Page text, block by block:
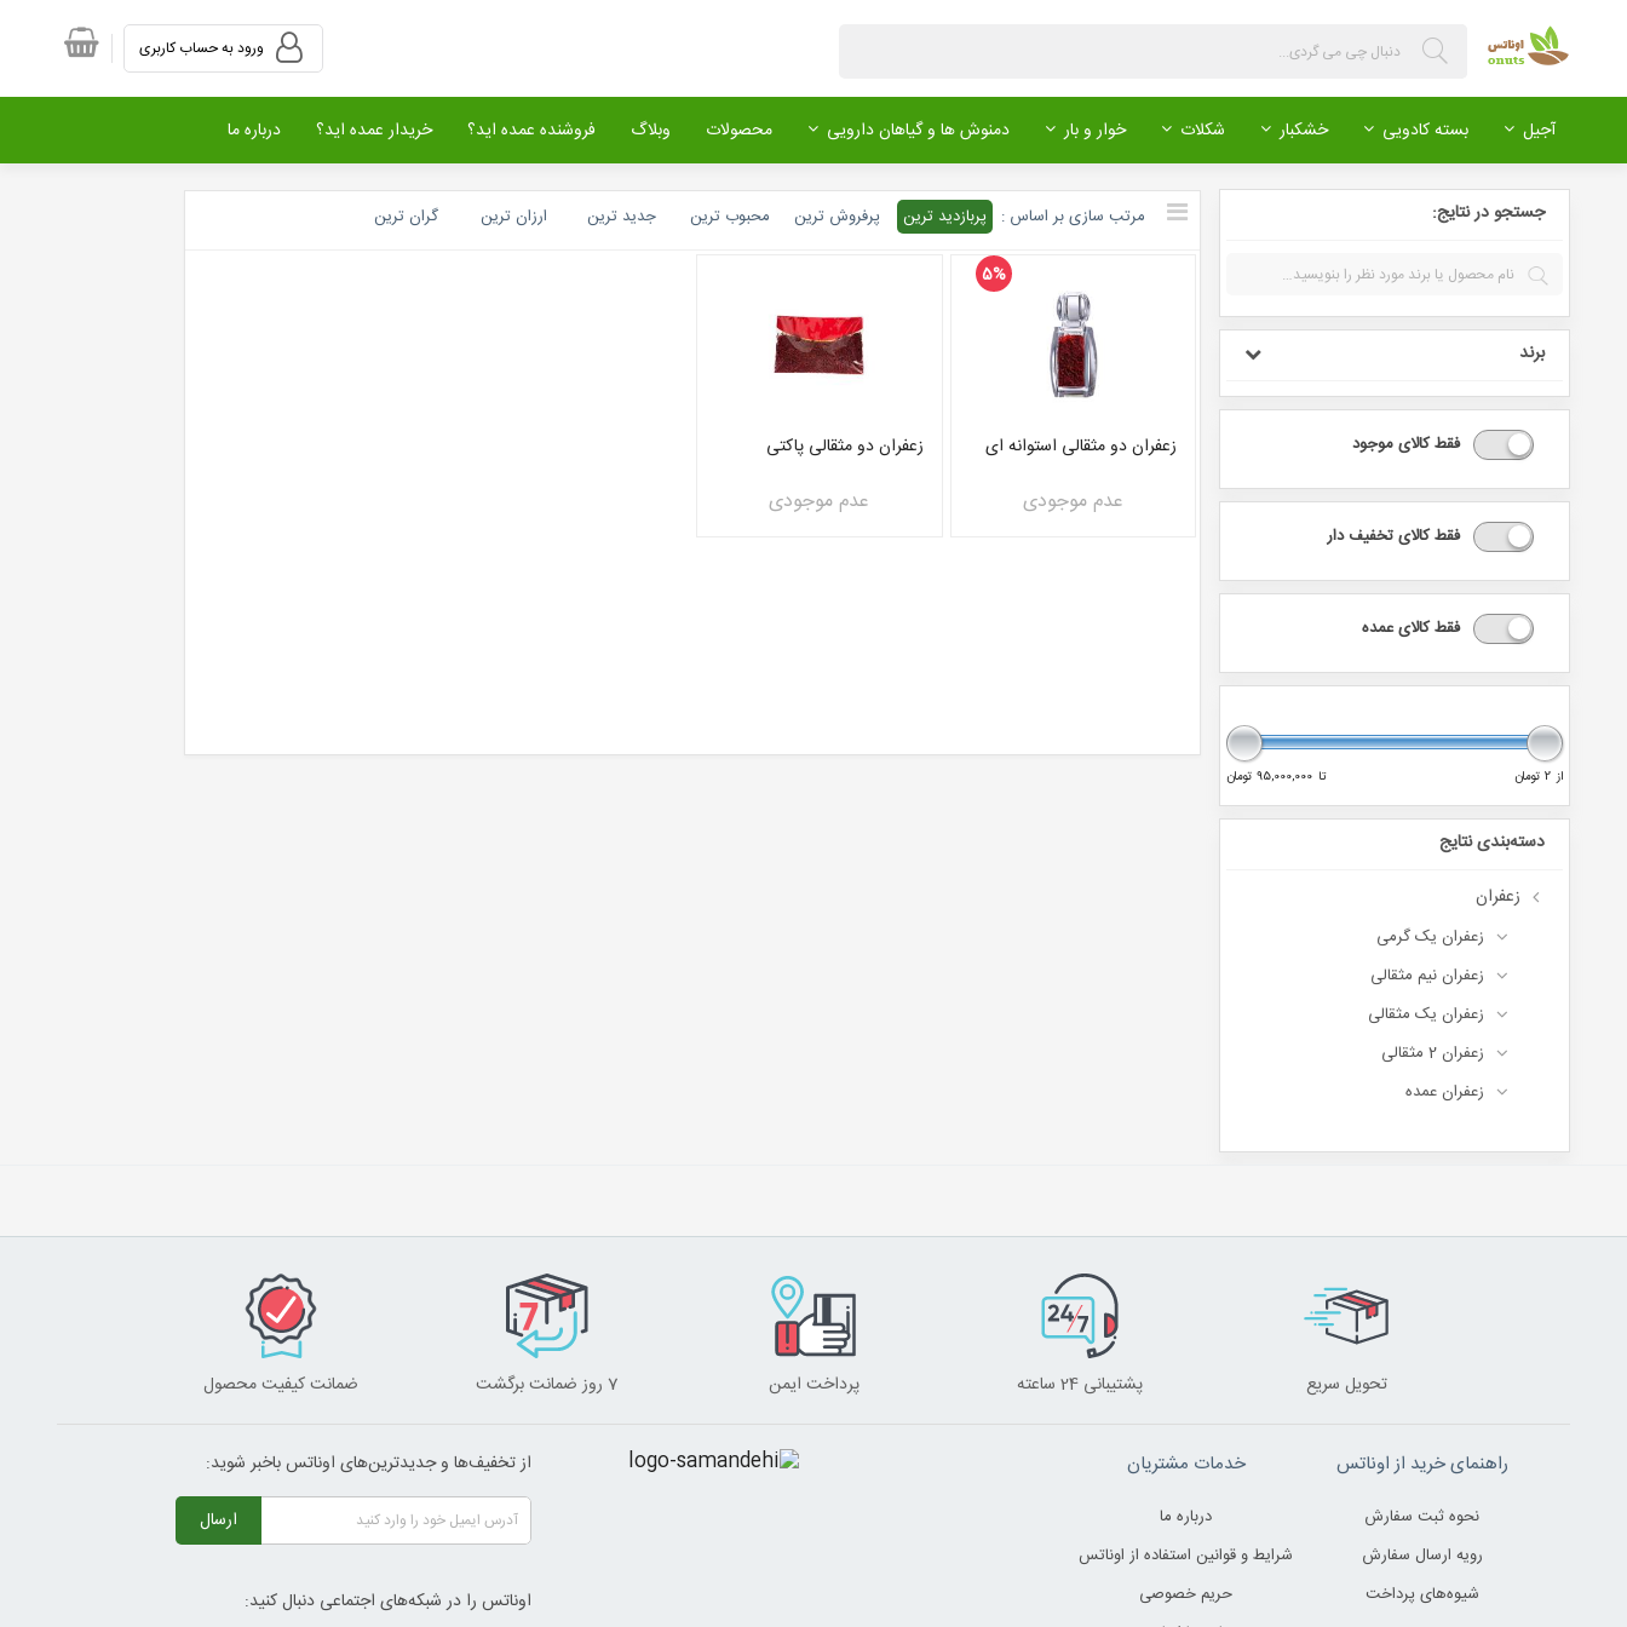
آجیل بسته کادویی خشکبار شکلات خوار و بار دمنوش ها و گیاهان دارویی محصولات وبلاگ فروشنده عمده اید؟ خریدار عمده اید؟ درباره ما
جستجو در نتایج:
برند
فقط کالای موجود
فقط کالای تخفیف دار
فقط کالای عمده
از 2 تومان تا 95,000,000 تومان
دسته‌بندی نتایج
زعفران
زعفران یک گرمی
زعفران نیم مثقالی
زعفران یک مثقالی
زعفران 2 مثقالی
زعفران عمده
مرتب ‌سازی بر اساس : پربازدید ترین پرفروش ترین محبوب ترین جدید ترین ارزان ترین گران ترین
5%
زعفران دو مثقالی استوانه ای
عدم موجودی
زعفران دو مثقالی پاکتی
عدم موجودی
تحویل سریع پشتیبانی 24 ساعته پرداخت ایمن 7 روز ضمانت برگشت ضمانت کیفیت محصول
راهنمای خرید از اوناتس
نحوه ثبت سفارش
رویه ارسال سفارش
شیوه‌های پرداخت
خدمات مشتریان
درباره ما
شرایط و قوانین استفاده از اوناتس
حریم خصوصی
از تخفیف‌ها و جدیدترین‌های اوناتس باخبر شوید:
ارسال
اوناتس را در شبکه‌های اجتماعی دنبال کنید: